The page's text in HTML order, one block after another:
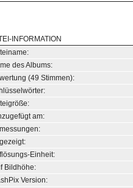
INFORMATION
des Albums:
(49 Stimmen):
am:
Einheit:
Bildhöhe:
Version: